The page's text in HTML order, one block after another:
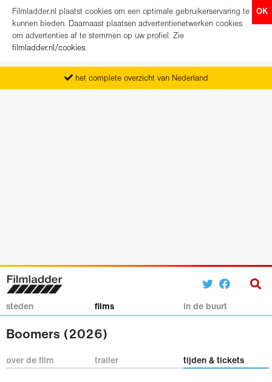
OK
Filmladder.nl plaatst cookies om een optimale gebruikerservaring te
kunnen bieden. Daarnaast plaatsen advertentienetwerken cookies
om advertenties af te stemmen op uw profiel. Zie
filmladder.nl/cookies.
het complete overzicht van Nederland
vanaf maandag het nieuwe programma
koop direct je kaartjes
steden films in de buurt
Boomers (2026)
over de film trailer tijden & tickets